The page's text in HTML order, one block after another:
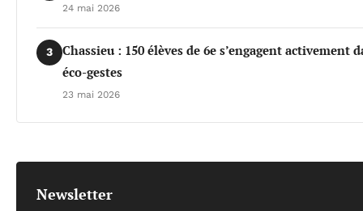
24 mai 2026
3
Chassieu : 150 élèves de 6e s’engagent activement
éco-gestes
23 mai 2026
Newsletter